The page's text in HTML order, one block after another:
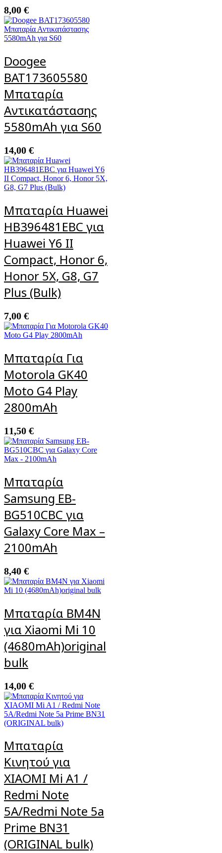
8,00 €
Doogee
BAT173605580
Μπαταρία
Αντικατάστασης
5580mAh για S60
14,00 €
Μπαταρία Huawei
HB396481EBC για
Huawei Y6 II
Compact, Honor 6,
Honor 5X, G8, G7
Plus (Bulk)
7,00 €
Μπαταρία Για
Motorola GK40
Moto G4 Play
2800mAh
11,50 €
Μπαταρία
Samsung EB-
BG510CBC για
Galaxy Core Max –
2100mAh
8,40 €
Μπαταρία BM4N
για Xiaomi Mi 10
(4680mAh)original
bulk
14,00 €
Μπαταρία
Κινητού για
XIAOMI Mi A1 /
Redmi Note
5A/Redmi Note 5a
Prime BN31
(ORIGINAL bulk)